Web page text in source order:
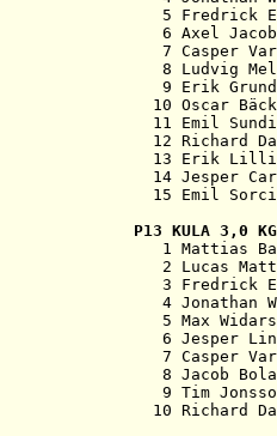
5 Fredrick
6 Axel
7 Casper
8 Ludvig
9 Erik
10 Oscar
11 Emil
12 Richard
13 Erik
14 Jesper
P13 KULA
1 Mattias
2 Lucas
3 Fredrick
4 Jonathan
5 Max
6 Jesper
7 Casper
8 Jacob
9 Tim